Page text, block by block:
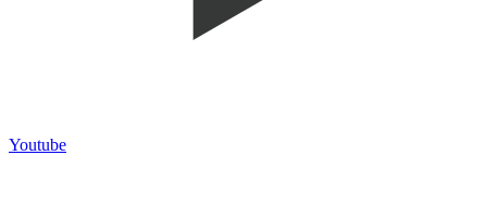
Youtube